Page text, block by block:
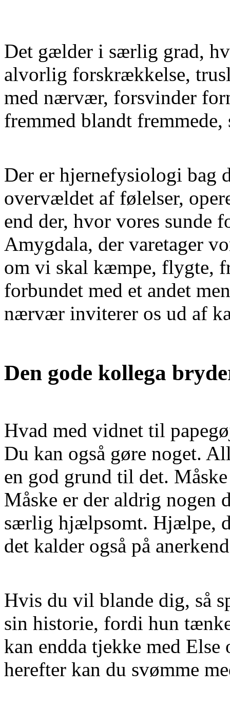
Det gælder i særlig grad,
alvorlig forskrækkelse,
med nærvær, forsvinder
fremmed blandt
Der er hjernefysiologi bag
overvældet af følelser,
end der, hvor vores sunde
Amygdala, der varetager
om vi skal kæmpe, flygte,
forbundet med et andet
nærvær inviterer os ud af
Den gode kollega
Hvad med vidnet til
Du kan også gøre noget.
en god grund til det.
Måske er der aldrig nogen
særlig hjælpsomt. Hjælpe,
det kalder også på
Hvis du vil blande dig, så
sin historie, fordi hun
kan endda tjekke med
herefter kan du svømme